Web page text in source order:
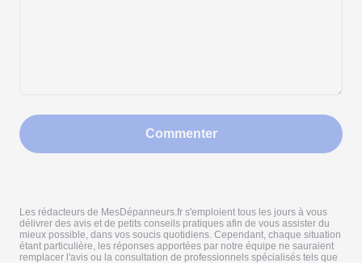
Commenter
Les rédacteurs de MesDépanneurs.fr s'emploient tous les jours à vous
délivrer des avis et de petits conseils pratiques afin de vous assister du
mieux possible, dans vos soucis quotidiens. Cependant, chaque situation
étant particulière, les réponses apportées par notre équipe ne sauraient
remplacer l'avis ou la consultation de professionnels spécialisés tels que